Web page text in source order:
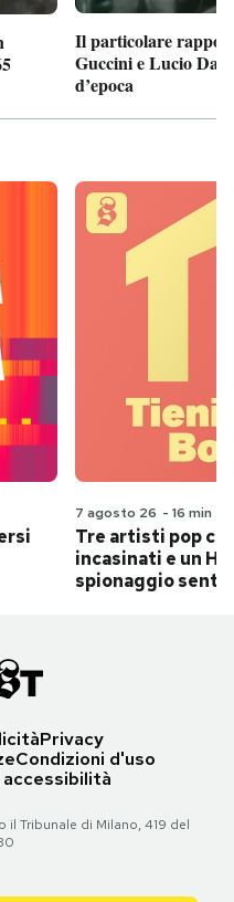
Il particolare
Guccini e Lucio
d’epoca
7 agosto 26 - 16 min
Tre artisti pop
incasinati e un
spionaggio
Privacy
Condizioni d'uso
accessibilità
il Tribunale di Milano, 419 del